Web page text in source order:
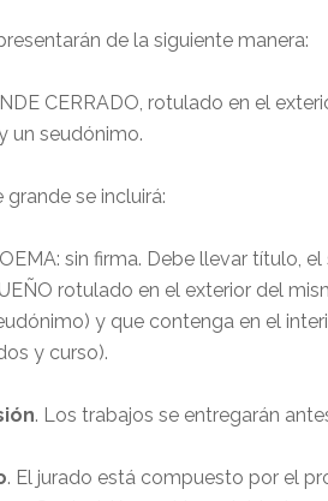
de la siguiente manera:
CERRADO, rotulado en el
un seudónimo.
se incluirá:
sin firma. Debe llevar título,
rotulado en el exterior del
y que contenga en el
y curso).
. Los trabajos se entregarán
. El jurado está compuesto por el